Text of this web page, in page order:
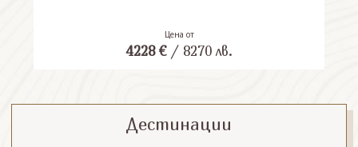
Цена от
4228 €/ 8270 лв.
Дестинации